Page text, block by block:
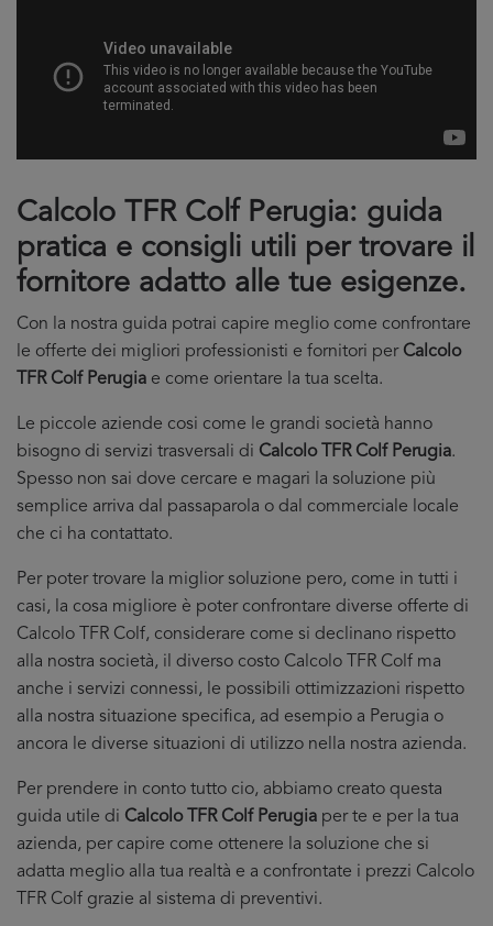
Calcolo TFR Colf Perugia: guida
pratica e consigli utili per trovare il
fornitore adatto alle tue esigenze.
Con la nostra guida potrai capire meglio come confrontare
le offerte dei migliori professionisti e fornitori per Calcolo
TFR Colf Perugia e come orientare la tua scelta.
Le piccole aziende cosi come le grandi società hanno
bisogno di servizi trasversali di Calcolo TFR Colf Perugia.
Spesso non sai dove cercare e magari la soluzione più
semplice arriva dal passaparola o dal commerciale locale
che ci ha contattato.
Per poter trovare la miglior soluzione pero, come in tutti i
casi, la cosa migliore è poter confrontare diverse offerte di
Calcolo TFR Colf, considerare come si declinano rispetto
alla nostra società, il diverso costo Calcolo TFR Colf ma
anche i servizi connessi, le possibili ottimizzazioni rispetto
alla nostra situazione specifica, ad esempio a Perugia o
ancora le diverse situazioni di utilizzo nella nostra azienda.
Per prendere in conto tutto cio, abbiamo creato questa
guida utile di Calcolo TFR Colf Perugia per te e per la tua
azienda, per capire come ottenere la soluzione che si
adatta meglio alla tua realtà e a confrontate i prezzi Calcolo
TFR Colf grazie al sistema di preventivi.